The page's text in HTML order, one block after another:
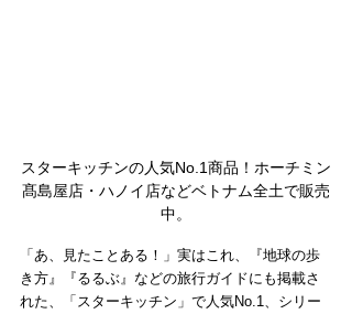
スターキッチンの人気No.1商品！ホーチミン
髙島屋店・ハノイ店などベトナム全土で販売
中。
「あ、見たことある！」実はこれ、『地球の歩
き方』『るるぶ』などの旅行ガイドにも掲載さ
れた、「スターキッチン」で人気No.1、シリー